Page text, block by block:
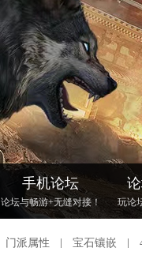
手机论坛
论坛与畅游+无缝对接！ 玩论
门派属性 宝石镶嵌